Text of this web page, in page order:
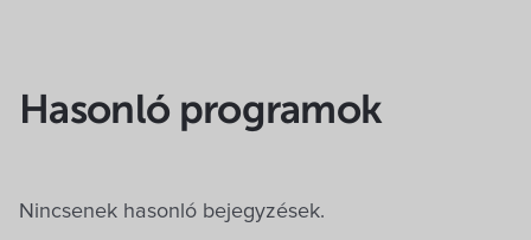
Hasonló programok
Nincsenek hasonló bejegyzések.